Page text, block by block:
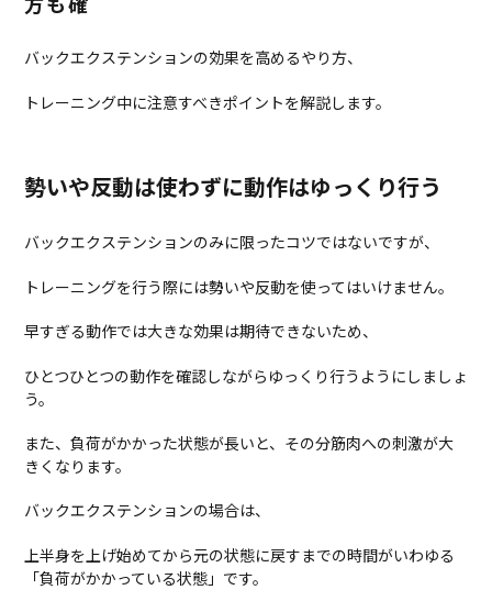
方も確
バックエクステンションの効果を高めるやり方、
トレーニング中に注意すべきポイントを解説します。
勢いや反動は使わずに動作はゆっくり行う
バックエクステンションのみに限ったコツではないですが、
トレーニングを行う際には勢いや反動を使ってはいけません。
早すぎる動作では大きな効果は期待できないため、
ひとつひとつの動作を確認しながらゆっくり行うようにしましょ
う。
また、負荷がかかった状態が長いと、その分筋肉への刺激が大
きくなります。
バックエクステンションの場合は、
上半身を上げ始めてから元の状態に戻すまでの時間がいわゆる
「負荷がかかっている状態」です。